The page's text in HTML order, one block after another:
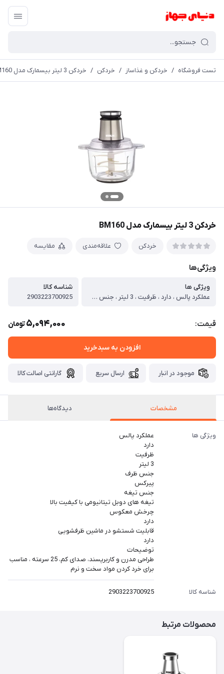
تست فروشگاه / خردکن و غذاساز / خردکن / خردکن 3 لیتر بیسمارک مدل BM160
خردکن 3 لیتر بیسمارک مدل BM160
خردکن علاقه‌مندی مقایسه
ویژگی‌ها
ویژگی ها
عملکرد پالس ، دارد ، ظرفیت ، 3 لیتر ، جنس ظرف ، پیرکس ، جنس تیغه ، تیغه‌ های دوبل تیتانیومی با کیفیت بالا ، چرخش معکوس ، دارد ، قابلیت شستشو در ماشین ظرفشویی ، دارد ، توضیحات ، طراحی مدرن و کاربرپسند، صدای کم، 25 سرعته ، مناسب برای خرد کردن مواد سخت و نرم
شناسه کالا
2903223700925
قیمت: 5,094,000تومان
افزودن به سبدخرید
موجود در انبار ارسال سریع گارانتی اصالت کالا
مشخصات دیدگاه‌ها
ویژگی ها
عملکرد پالس
دارد
ظرفیت
3 لیتر
جنس ظرف
پیرکس
جنس تیغه
تیغه‌ های دوبل تیتانیومی با کیفیت بالا
چرخش معکوس
دارد
قابلیت شستشو در ماشین ظرفشویی
دارد
توضیحات
طراحی مدرن و کاربرپسند، صدای کم، 25 سرعته ، مناسب
برای خرد کردن مواد سخت و نرم
شناسه کالا 2903223700925
محصولات مرتبط